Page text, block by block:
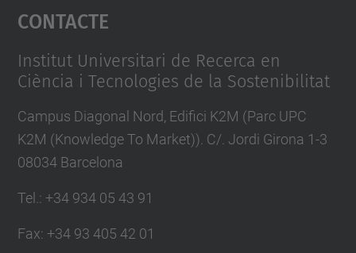
powered by
Contacte
Institut Universitari de Recerca en
Ciència i Tecnologies de la Sostenibilitat
Campus Diagonal Nord, Edifici K2M (Parc UPC
K2M (Knowledge To Market)). C/. Jordi Girona 1-3
08034 Barcelona
Tel. : +34 934 05 43 91
Fax: +34 93 405 42 01